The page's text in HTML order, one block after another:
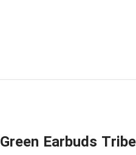
Green Earbuds Tribe